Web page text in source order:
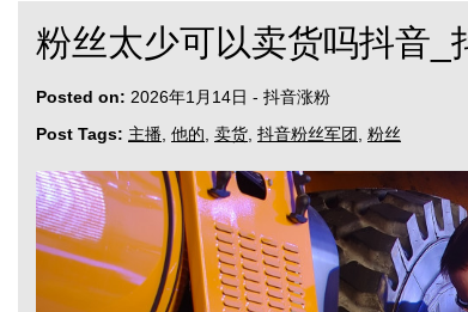
粉丝太少可以卖货吗抖音_
Posted on: 2026年1月14日 - 抖音涨粉
Post Tags: 主播 他的 卖货 抖音粉丝军团 粉丝